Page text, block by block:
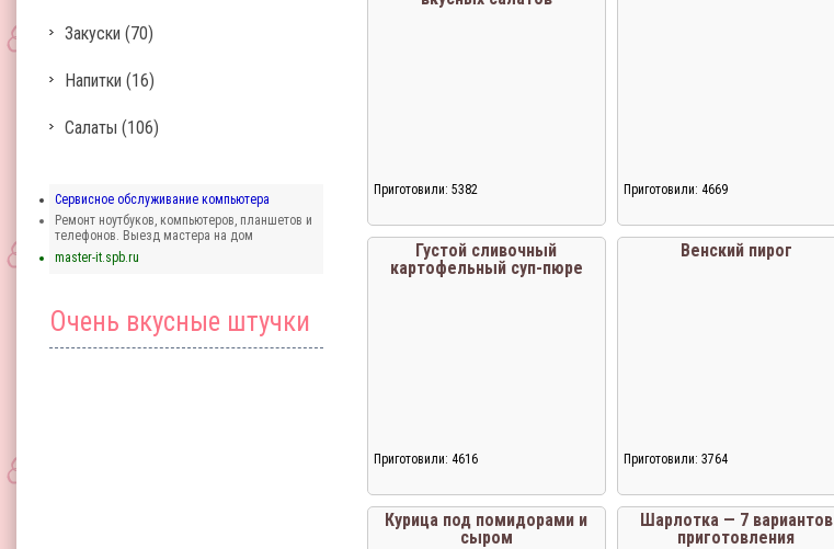
Закуски (70)
Напитки (16)
Салаты (106)
Сервисное обслуживание компьютера
Ремонт ноутбуков, компьютеров, планшетов и
телефонов. Выезд мастера на дом
master-it.spb.ru
Очень вкусные штучки
Приготовили: 5382 Приготовили: 4669
Густой сливочный
картофельный суп-пюре
Приготовили: 4616
Венский пирог
Приготовили: 3764
Курица под помидорами и
сыром
Шарлотка — 7 вариантов
приготовления